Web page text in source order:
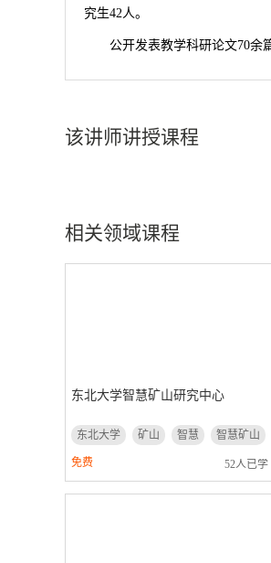
究生42人。
公开发表教学科研论文70余篇
该讲师讲授课程
相关领域课程
东北大学智慧矿山研究中心
东北大学 矿山 智慧 智慧矿山
免费 52人已学